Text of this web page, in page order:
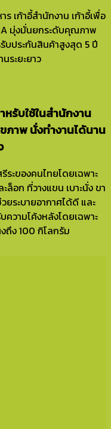
เก้าอี้สำนักงาน เก้าอี้เพื่อ
มุ่งมั่นยกระดับคุณภาพ
บประกันสินค้าสูงสุด 5 ปี
ระยะยาว
หรับใช้ในสำนักงาน
ภาพ นั่งทำงานได้นาน
ระของคนไทยโดยเฉพาะ
อก ที่วางแขน เบาะนั่ง ขา
ยระบายอากาศได้ดี และ
ความโค้งหลังโดยเฉพาะ
ถึง 100 กิโลกรัม